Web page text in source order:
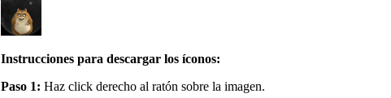
Instrucciones para descargar los íconos:
Paso 1: Haz click derecho al ratón sobre la imagen.